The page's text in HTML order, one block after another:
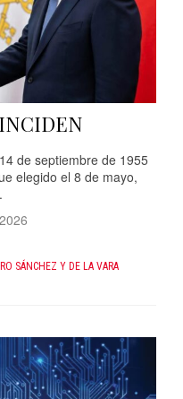
de septiembre de 1955
elegido el 8 de mayo,
SÁNCHEZ Y DE LA VARA